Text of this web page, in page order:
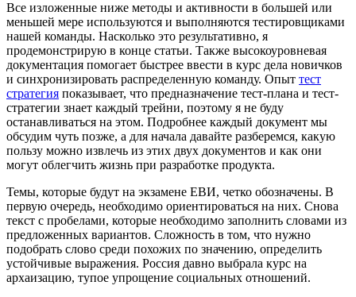
Все изложенные ниже методы и активности в большей или
меньшей мере используются и выполняются тестировщиками
нашей команды. Насколько это результативно, я
продемонстрирую в конце статьи. Также высокоуровневая
документация помогает быстрее ввести в курс дела новичков
и синхронизировать распределенную команду. Опыт тест
стратегия показывает, что предназначение тест-плана и тест-
стратегии знает каждый трейни, поэтому я не буду
останавливаться на этом. Подробнее каждый документ мы
обсудим чуть позже, а для начала давайте разберемся, какую
пользу можно извлечь из этих двух документов и как они
могут облегчить жизнь при разработке продукта.
Темы, которые будут на экзамене ЕВИ, четко обозначены. В
первую очередь, необходимо ориентироваться на них. Снова
текст с пробелами, которые необходимо заполнить словами из
предложенных вариантов. Сложность в том, что нужно
подобрать слово среди похожих по значению, определить
устойчивые выражения. Россия давно выбрала курс на
архаизацию, тупое упрощение социальных отношений.